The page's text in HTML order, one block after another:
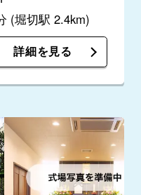
(堀切駅 2.4km)
詳細を見る